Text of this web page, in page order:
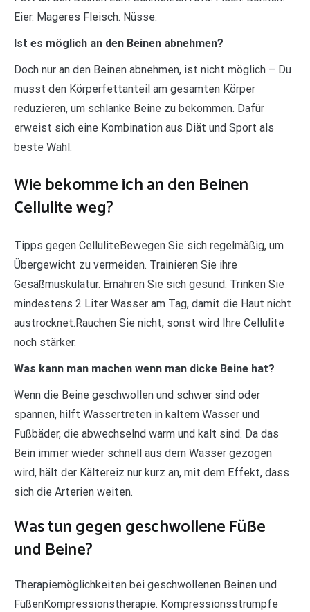
Eier. Mageres Fleisch. Nüsse.
Ist es möglich an den Beinen abnehmen?
Doch nur an den Beinen abnehmen, ist nicht möglich – Du
musst den Körperfettanteil am gesamten Körper
reduzieren, um schlanke Beine zu bekommen. Dafür
erweist sich eine Kombination aus Diät und Sport als
beste Wahl.
Wie bekomme ich an den Beinen
Cellulite weg?
Tipps gegen CelluliteBewegen Sie sich regelmäßig, um
Übergewicht zu vermeiden. Trainieren Sie ihre
Gesäßmuskulatur. Ernähren Sie sich gesund. Trinken Sie
mindestens 2 Liter Wasser am Tag, damit die Haut nicht
austrocknet.Rauchen Sie nicht, sonst wird Ihre Cellulite
noch stärker.
Was kann man machen wenn man dicke Beine hat?
Wenn die Beine geschwollen und schwer sind oder
spannen, hilft Wassertreten in kaltem Wasser und
Fußbäder, die abwechselnd warm und kalt sind. Da das
Bein immer wieder schnell aus dem Wasser gezogen
wird, hält der Kältereiz nur kurz an, mit dem Effekt, dass
sich die Arterien weiten.
Was tun gegen geschwollene Füße
und Beine?
Therapiemöglichkeiten bei geschwollenen Beinen und
FüßenKompressionstherapie. Kompressionsstrümpfe